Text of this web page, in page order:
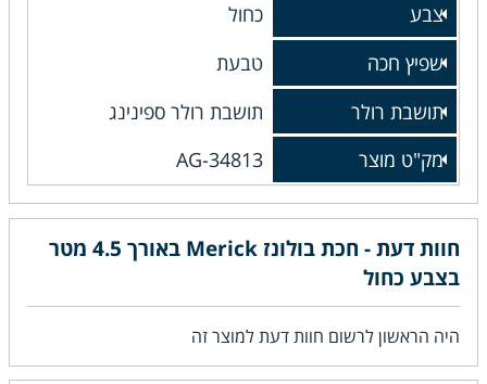
צבע
כחול
שפיץ חכה
טבעת
תושבת רולר
תושבת רולר ספינינג
מק"ט מוצר
AG-34813
חוות דעת - חכת בולונז Merick באורך 4.5 מטר
בצבע כחול
היה הראשון לרשום חוות דעת למוצר זה